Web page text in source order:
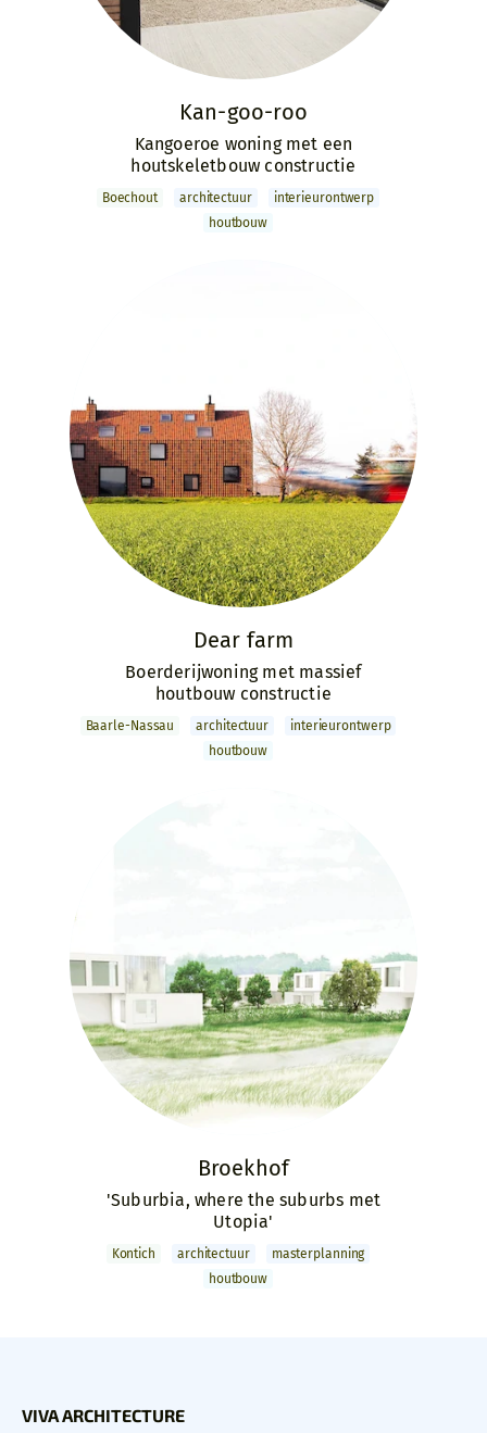
Kan-goo-roo
Kangoeroe woning met een
houtskeletbouw constructie
Boechout archi­tectuur
interieur­ontwerp
houtbouw
Dear farm
Boerderijwoning met massief
houtbouw constructie
Baarle-Nassau archi­tectuur
interieur­ontwerp
houtbouw
Broekhof
'Suburbia, where the suburbs met
Utopia'
Kontich archi­tectuur
master­­planning
houtbouw
VIVA ARCHITECTURE